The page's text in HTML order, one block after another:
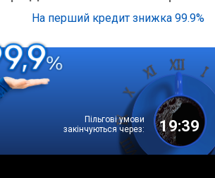
На перший кредит знижка 99.9%
Пільгові умови
закінчуються через:
19:38